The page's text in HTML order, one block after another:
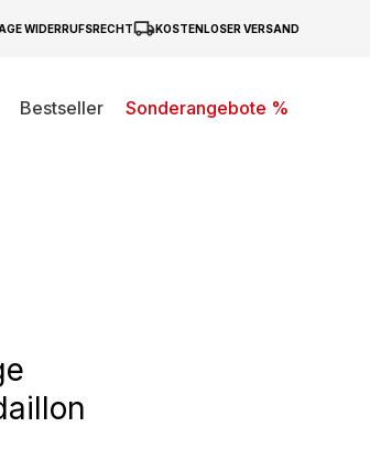
WIDERRUFSRECHT KOSTENLOSER VERSAND
Bestseller
Sonderangebote %